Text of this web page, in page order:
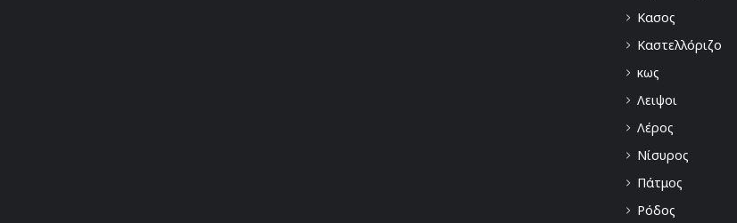
Κασος
Καστελλόριζο
κως
Λειψοι
Λέρος
Νίσυρος
Πάτμος
Ρόδος